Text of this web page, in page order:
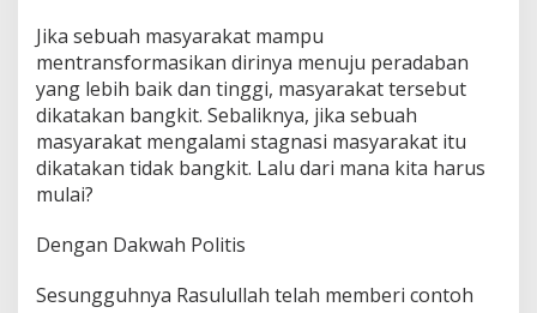
Jika sebuah masyarakat mampu
mentransformasikan dirinya menuju peradaban
yang lebih baik dan tinggi, masyarakat tersebut
dikatakan bangkit. Sebaliknya, jika sebuah
masyarakat mengalami stagnasi masyarakat itu
dikatakan tidak bangkit. Lalu dari mana kita harus
mulai?
Dengan Dakwah Politis
Sesungguhnya Rasulullah telah memberi contoh